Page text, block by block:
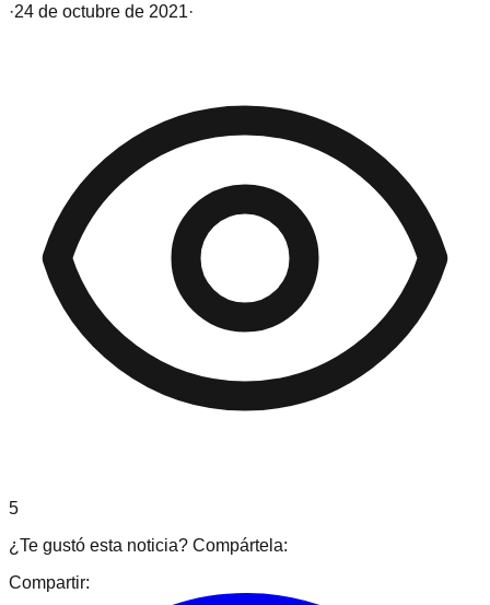
·24 de octubre de 2021·
5
¿Te gustó esta noticia? Compártela:
Compartir: